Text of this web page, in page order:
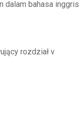
dalam bahasa inggris
rozdział v